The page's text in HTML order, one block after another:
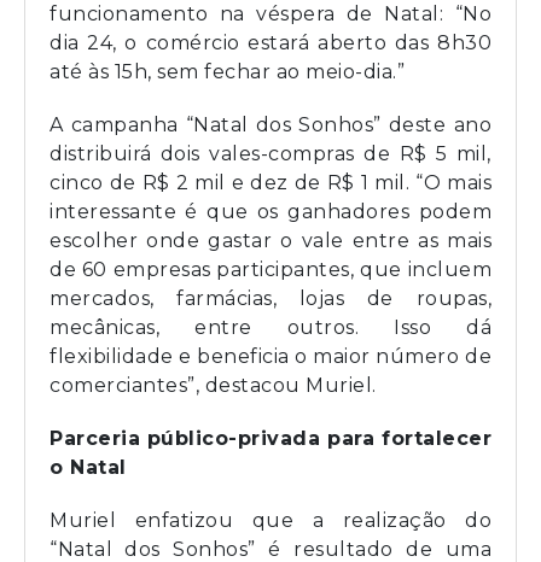
funcionamento na véspera de Natal: “No
dia 24, o comércio estará aberto das 8h30
até às 15h, sem fechar ao meio-dia.”
A campanha “Natal dos Sonhos” deste ano
distribuirá dois vales-compras de R$ 5 mil,
cinco de R$ 2 mil e dez de R$ 1 mil. “O mais
interessante é que os ganhadores podem
escolher onde gastar o vale entre as mais
de 60 empresas participantes, que incluem
mercados, farmácias, lojas de roupas,
mecânicas, entre outros. Isso dá
flexibilidade e beneficia o maior número de
comerciantes”, destacou Muriel.
Parceria público-privada para fortalecer
o Natal
Muriel enfatizou que a realização do
“Natal dos Sonhos” é resultado de uma